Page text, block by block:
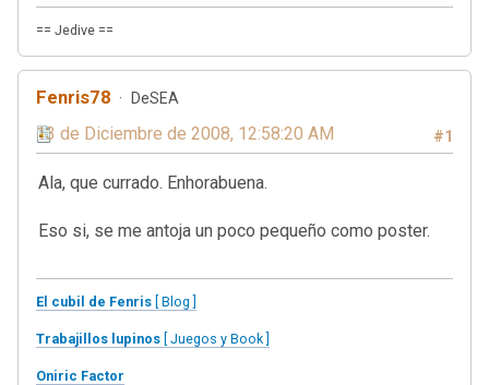
== Jedive ==
Fenris78 DeSEA
#1
13 de Diciembre de 2008, 12:58:20 AM
Ala, que currado. Enhorabuena.
Eso si, se me antoja un poco pequeño como poster.
El cubil de Fenris [ Blog ]
Trabajillos lupinos [ Juegos y Book ]
Oniric Factor